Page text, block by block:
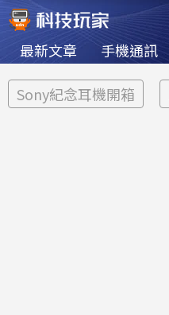
最新文章 手機通訊
Sony紀念耳機開箱